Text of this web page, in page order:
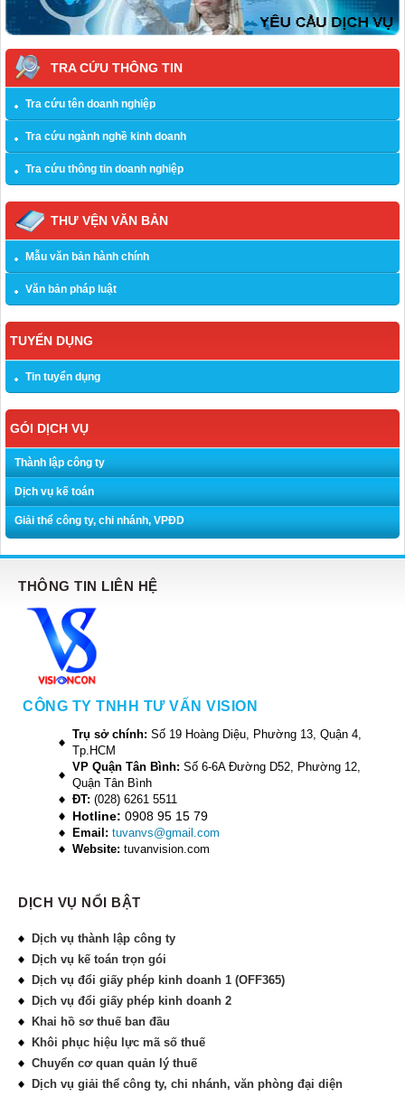
TRA CỨU THÔNG TIN
Tra cứu tên doanh nghiệp
Tra cứu ngành nghề kinh doanh
Tra cứu thông tin doanh nghiệp
THƯ VỆN VĂN BẢN
Mẫu văn bản hành chính
Văn bản pháp luật
TUYỂN DỤNG
Tin tuyển dụng
GÓI DỊCH VỤ
Thành lập công ty
Dịch vụ kế toán
Giải thể công ty, chi nhánh, VPĐD
THÔNG TIN LIÊN HỆ
CÔNG TY TNHH TƯ VẤN VISION
Trụ sở chính: Số 19 Hoàng Diệu, Phường 13, Quận 4,
Tp.HCM
VP Quận Tân Bình: Số 6-6A Đường D52, Phường 12,
Quận Tân Bình
ĐT: (028) 6261 5511
Hotline: 0908 95 15 79
Email: tuvanvs@gmail.com
Website: tuvanvision.com
DỊCH VỤ NỔI BẬT
Dịch vụ thành lập công ty
Dịch vụ kế toán trọn gói
Dịch vụ đổi giấy phép kinh doanh 1 (OFF365)
Dịch vụ đổi giấy phép kinh doanh 2
Khai hồ sơ thuế ban đầu
Khôi phục hiệu lực mã số thuế
Chuyển cơ quan quản lý thuế
Dịch vụ giải thể công ty, chi nhánh, văn phòng đại diện